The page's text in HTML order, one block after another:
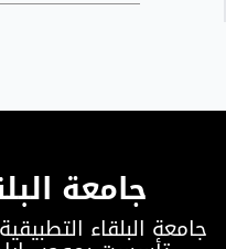
جامعة
جامعة البلقاء